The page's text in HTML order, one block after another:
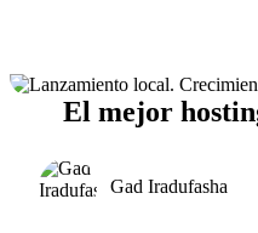
El mejor
Gad Iradufasha